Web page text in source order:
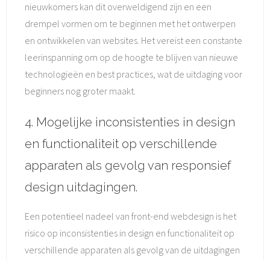
nieuwkomers kan dit overweldigend zijn en een
drempel vormen om te beginnen met het ontwerpen
en ontwikkelen van websites. Het vereist een constante
leerinspanning om op de hoogte te blijven van nieuwe
technologieën en best practices, wat de uitdaging voor
beginners nog groter maakt.
4. Mogelijke inconsistenties in design
en functionaliteit op verschillende
apparaten als gevolg van responsief
design uitdagingen.
Een potentieel nadeel van front-end webdesign is het
risico op inconsistenties in design en functionaliteit op
verschillende apparaten als gevolg van de uitdagingen